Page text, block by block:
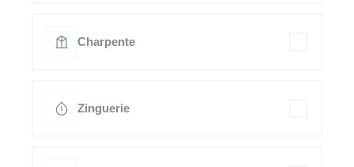
Charpente
Zinguerie